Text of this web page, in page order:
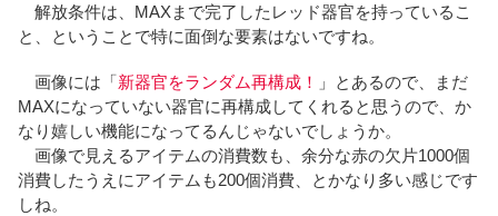
解放条件は、MAXまで完了したレッド器官を持っているこ
と、ということで特に面倒な要素はないですね。
画像には「新器官をランダム再構成！
」とあるので、まだ
MAXになっていない器官に再構成してくれると思うので、か
なり嬉しい機能になってるんじゃないでしょうか。
画像で見えるアイテムの消費数も、余分な赤の欠片1000個
消費したうえにアイテムも200個消費、とかなり多い感じです
しね。